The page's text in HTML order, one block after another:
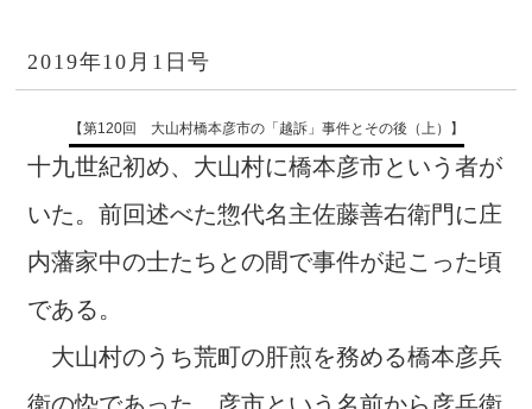
2019年10月1日号
【第120回 大山村橋本彦市の「越訴」事件とその後（上）】
十九世紀初め、大山村に橋本彦市という者が
いた。前回述べた惣代名主佐藤善右衛門に庄
内藩家中の士たちとの間で事件が起こった頃
である。
大山村のうち荒町の肝煎を務める橋本彦兵